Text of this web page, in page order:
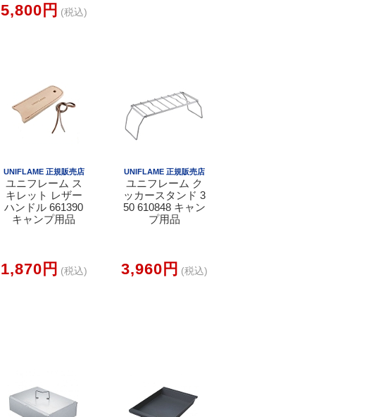
5,800円 (税込)
UNIFLAME 正規販売店
ユニフレーム ス
キレット レザー
ハンドル 661390
キャンプ用品
1,870円 (税込)
UNIFLAME 正規販売店
ユニフレーム ク
ッカースタンド 3
50 610848 キャン
プ用品
3,960円 (税込)